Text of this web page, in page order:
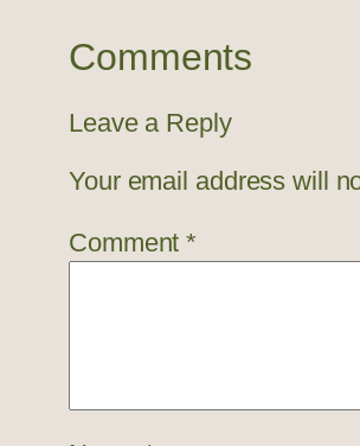
Comments
Leave a Reply
Your email address will
Comment*